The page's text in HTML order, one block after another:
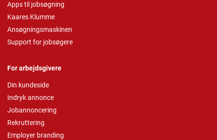
Apps til jobsøgning
Kaares Klumme
Ansøgningsmaskinen
Support for jobsøgere
For arbejdsgivere
Din kundeside
Indryk annonce
Jobannoncering
Rekruttering
Employer branding